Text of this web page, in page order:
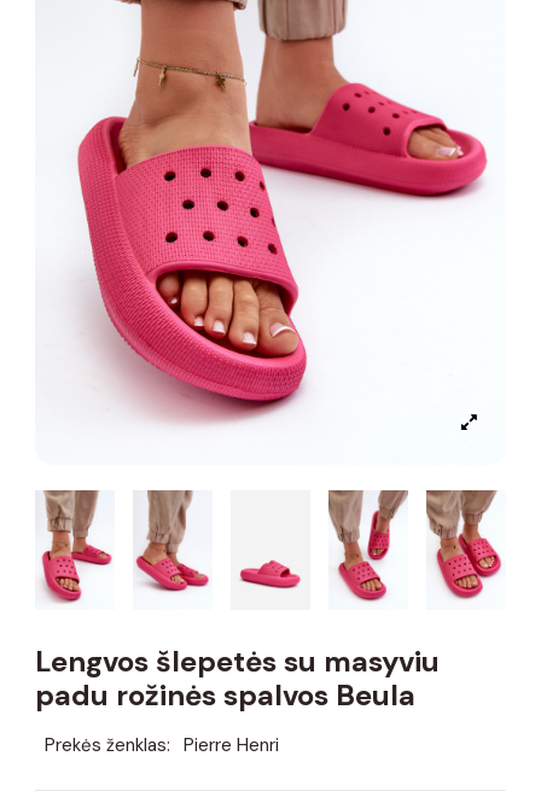
Lengvos šlepetės su masyviu
padu rožinės spalvos Beula
Prekės ženklas: Pierre Henri